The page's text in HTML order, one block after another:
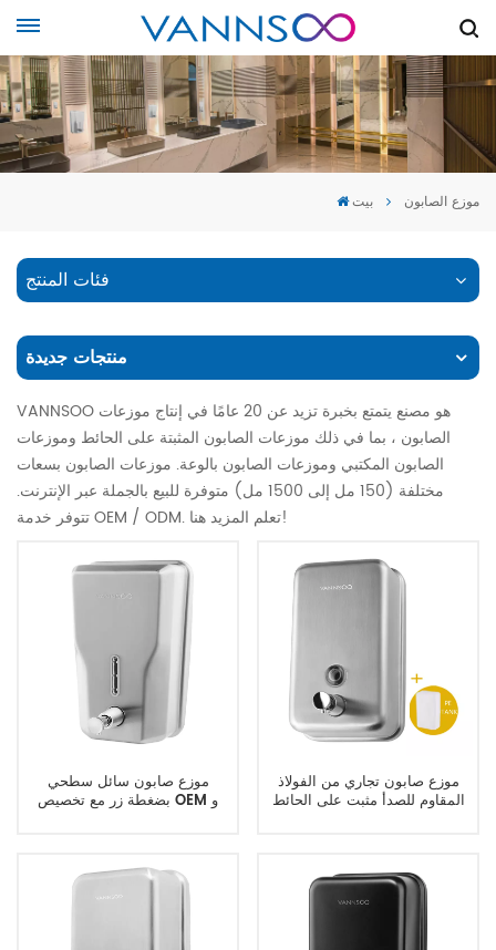
بيت موزع الصابون
فئات المنتج
منتجات جديدة
VANNSOO هو مصنع يتمتع بخبرة تزيد عن 20 عامًا في إنتاج موزعات
الصابون ، بما في ذلك موزعات الصابون المثبتة على الحائط وموزعات
الصابون المكتبي وموزعات الصابون بالوعة. موزعات الصابون بسعات
مختلفة (150 مل إلى 1500 مل) متوفرة للبيع بالجملة عبر الإنترنت.
تتوفر خدمة OEM / ODM. تعلم المزيد هنا!
موزع صابون سائل سطحي
بضغطة زر مع تخصيص OEM و
موزع صابون تجاري من الفولاذ
المقاوم للصدأ مثبت على الحائط